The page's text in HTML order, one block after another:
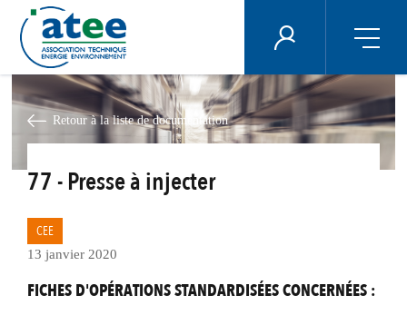
au
contenu
principal
ÉNERGIE PLUS
Retour à la liste de documentation
77 - Presse à injecter
CEE
13 janvier 2020
FICHES D'OPÉRATIONS STANDARDISÉES CONCERNÉES :
Panneau de gestion des cookies